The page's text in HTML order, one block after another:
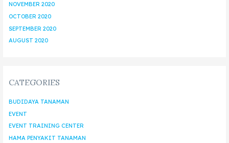
NOVEMBER 2020
OCTOBER 2020
SEPTEMBER 2020
AUGUST 2020
CATEGORIES
BUDIDAYA TANAMAN
EVENT
EVENT TRAINING CENTER
HAMA PENYAKIT TANAMAN